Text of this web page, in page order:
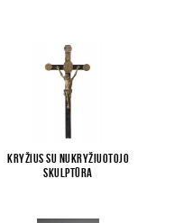
Kryžius su Nukryžiuotojo
skulptūra